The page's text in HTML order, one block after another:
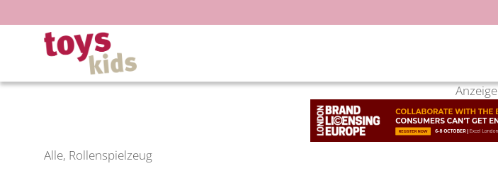
Inhalt
springen
Anzeige
Alle, Rollenspielzeug